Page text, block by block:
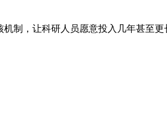
制，让科研人员愿意投入几年甚至